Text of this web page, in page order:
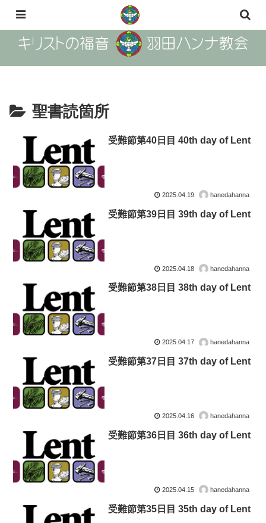
The Gosple of Christ Haneda Hanna Church
聖書読箇所
受難節第40日目 40th day of Lent
2025.04.19 hanedahanna
受難節第39日目 39th day of Lent
2025.04.18 hanedahanna
受難節第38日目 38th day of Lent
2025.04.17 hanedahanna
受難節第37日目 37th day of Lent
2025.04.16 hanedahanna
受難節第36日目 36th day of Lent
2025.04.15 hanedahanna
受難節第35日目 35th day of Lent